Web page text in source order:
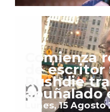
Comienza
de
Rushdie
apuñalado
Lunes, 15